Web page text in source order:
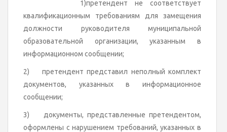
1)претендент не соответствует
квалификационным требованиям для замещения
должности руководителя муниципальной
образовательной организации, указанным в
информационном сообщении;
2) претендент представил неполный комплект
документов, указанных в информационное
сообщении;
3) документы, представленные претендентом,
оформлены с нарушением требований, указанных в